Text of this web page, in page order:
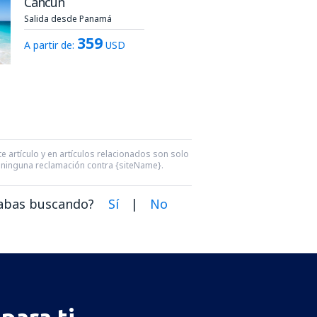
Salida desde Panamá
A partir de: 359 USD
artículo y en artículos relacionados son solo
reclamación contra {siteName}.
buscando? Sí | No